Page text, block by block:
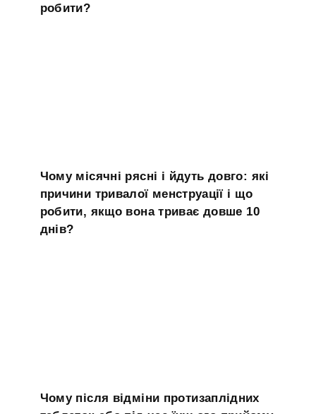
робити?
Чому місячні рясні і йдуть довго: які
причини тривалої менструації і що
робити, якщо вона триває довше 10
днів?
Чому після відміни протизаплідних